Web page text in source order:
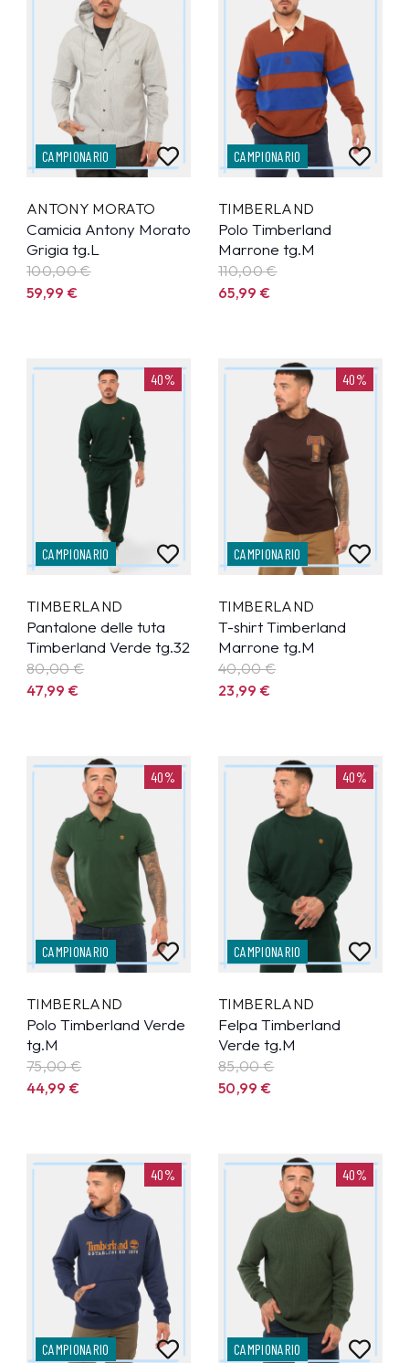
CAMPIONARIO
ANTONY MORATO
Camicia Antony Morato
Grigia tg.L
100,00 €
59,99€
CAMPIONARIO
TIMBERLAND
Polo Timberland
Marrone tg.M
110,00 €
65,99€
40%
CAMPIONARIO
TIMBERLAND
Pantalone delle tuta
Timberland Verde tg.32
80,00 €
47,99€
40%
CAMPIONARIO
TIMBERLAND
T-shirt Timberland
Marrone tg.M
40,00 €
23,99€
40%
CAMPIONARIO
TIMBERLAND
Polo Timberland Verde
tg.M
75,00 €
44,99€
40%
CAMPIONARIO
TIMBERLAND
Felpa Timberland
Verde tg.M
85,00 €
50,99€
40%
CAMPIONARIO
40%
CAMPIONARIO